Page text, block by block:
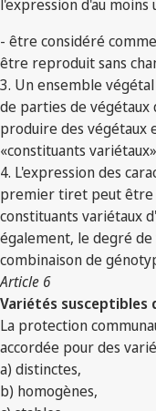
l'expression d'au
- être considéré
être reproduit sans
3. Un ensemble
de parties de végétaux
produire des végétaux
«constituants
4. L'expression des
premier tiret peut être
constituants variétaux
également, le degré
combinaison de
Article 6
Variétés
La protection
accordée pour des
a) distinctes,
b) homogènes,